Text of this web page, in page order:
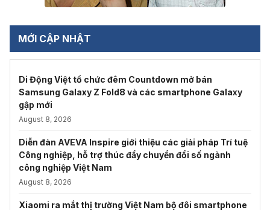
MỚI CẬP NHẬT
Di Động Việt tổ chức đêm Countdown mở bán
Samsung Galaxy Z Fold8 và các smartphone Galaxy
gập mới
August 8, 2026
Diễn đàn AVEVA Inspire giới thiệu các giải pháp Trí tuệ
Công nghiệp, hỗ trợ thúc đẩy chuyển đổi số ngành
công nghiệp Việt Nam
August 8, 2026
Xiaomi ra mắt thị trường Việt Nam bộ đôi smartphone